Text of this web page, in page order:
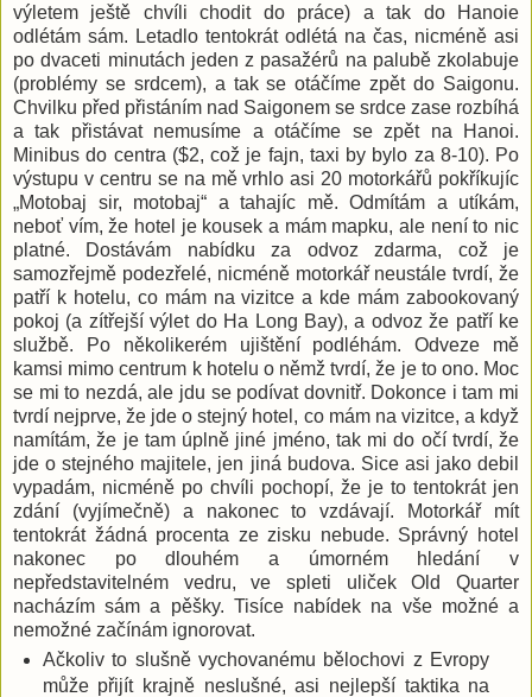
výletem ještě chvíli chodit do práce) a tak do Hanoie
odlétám sám. Letadlo tentokrát odlétá na čas, nicméně asi
po dvaceti minutách jeden z pasažérů na palubě zkolabuje
(problémy se srdcem), a tak se otáčíme zpět do Saigonu.
Chvilku před přistáním nad Saigonem se srdce zase rozbíhá
a tak přistávat nemusíme a otáčíme se zpět na Hanoi.
Minibus do centra ($2, což je fajn, taxi by bylo za 8-10). Po
výstupu v centru se na mě vrhlo asi 20 motorkářů pokříkujíc
„Motobaj sir, motobaj“ a tahajíc mě. Odmítám a utíkám,
neboť vím, že hotel je kousek a mám mapku, ale není to nic
platné. Dostávám nabídku za odvoz zdarma, což je
samozřejmě podezřelé, nicméně motorkář neustále tvrdí, že
patří k hotelu, co mám na vizitce a kde mám zabookovaný
pokoj (a zítřejší výlet do Ha Long Bay), a odvoz že patří ke
službě. Po několikerém ujištění podléhám. Odveze mě
kamsi mimo centrum k hotelu o němž tvrdí, že je to ono. Moc
se mi to nezdá, ale jdu se podívat dovnitř. Dokonce i tam mi
tvrdí nejprve, že jde o stejný hotel, co mám na vizitce, a když
namítám, že je tam úplně jiné jméno, tak mi do očí tvrdí, že
jde o stejného majitele, jen jiná budova. Sice asi jako debil
vypadám, nicméně po chvíli pochopí, že je to tentokrát jen
zdání (vyjímečně) a nakonec to vzdávají. Motorkář mít
tentokrát žádná procenta ze zisku nebude. Správný hotel
nakonec po dlouhém a úmorném hledání v
nepředstavitelném vedru, ve spleti uliček Old Quarter
nacházím sám a pěšky. Tisíce nabídek na vše možné a
nemožné začínám ignorovat.
Ačkoliv to slušně vychovanému bělochovi z Evropy
může přijít krajně neslušné, asi nejlepší taktika na